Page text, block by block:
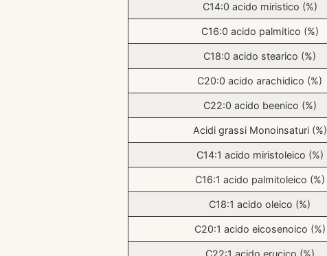
C14:0 acido miristico (%)
C16:0 acido palmitico (%)
C18:0 acido stearico (%)
C20:0 acido arachidico (%)
C22:0 acido beenico (%)
Acidi grassi Monoinsaturi (%)
C14:1 acido miristoleico (%)
C16:1 acido palmitoleico (%)
C18:1 acido oleico (%)
C20:1 acido eicosenoico (%)